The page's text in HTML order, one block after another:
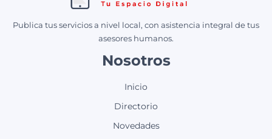
Publica tus servicios a nivel local, con asistencia integral de tus
asesores humanos.
Nosotros
Inicio
Directorio
Novedades